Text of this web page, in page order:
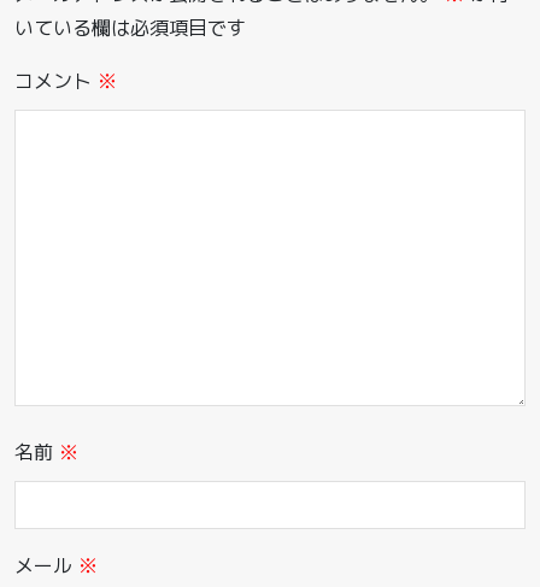
いている欄は必須項目です
コメント ※
名前 ※
メール ※